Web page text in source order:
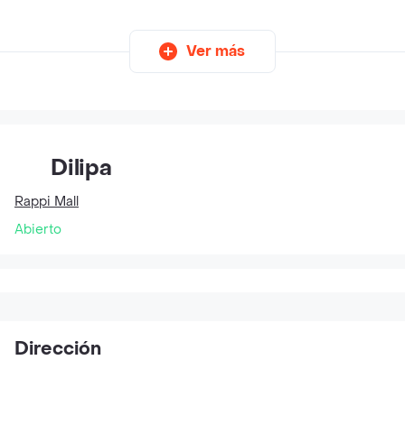
Ver más
Dilipa
Rappi Mall
Abierto
Dirección